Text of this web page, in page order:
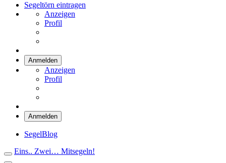
Segeltörn eintragen
Anzeigen
Profil
Anmelden
Anzeigen
Profil
Anmelden
SegelBlog
Eins.. Zwei… Mitsegeln!